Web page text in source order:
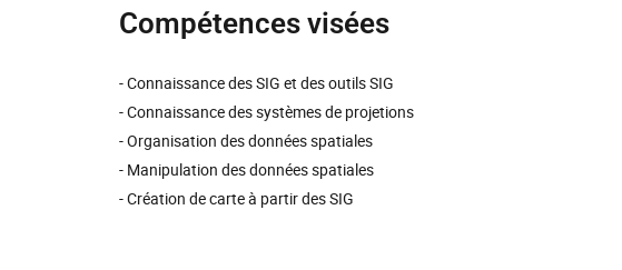
Compétences visées
- Connaissance des SIG et des outils SIG
- Connaissance des systèmes de projetions
- Organisation des données spatiales
- Manipulation des données spatiales
- Création de carte à partir des SIG